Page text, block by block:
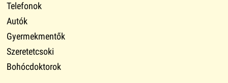
Telefonok
Autók
Gyermekmentők
Szeretetcsoki
Bohócdoktorok